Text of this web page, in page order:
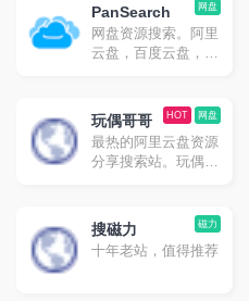
网盘
PanSearch
网盘资源搜索。阿里
云盘，百度云盘，夸
网盘
HOT
玩偶哥哥
最热的阿里云盘资源
分享搜索站。玩偶哥
磁力
搜磁力
十年老站，值得推荐